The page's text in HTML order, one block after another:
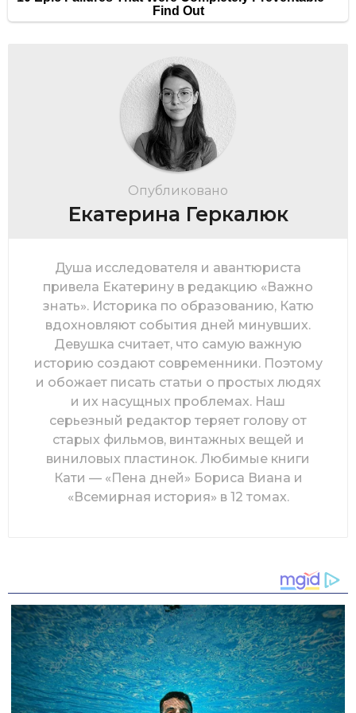
Опубликовано
Екатерина Геркалюк
Душа исследователя и авантюриста
привела Екатерину в редакцию «Важно
знать». Историка по образованию, Катю
вдохновляют события дней минувших.
Девушка считает, что самую важную
историю создают современники. Поэтому
и обожает писать статьи о простых людях
и их насущных проблемах. Наш
серьезный редактор теряет голову от
старых фильмов, винтажных вещей и
виниловых пластинок. Любимые книги
Кати — «Пена дней» Бориса Виана и
«Всемирная история» в 12 томах.